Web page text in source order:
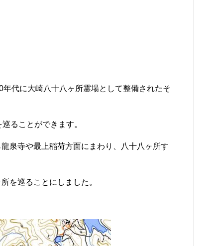
代に大崎八十八ヶ所霊場として整備されたそ
ることができます。
泉寺や最上稲荷方面にまわり、八十八ヶ所す
を巡ることにしました。